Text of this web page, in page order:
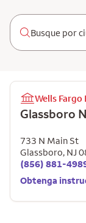
Wells Fargo
Glassboro
733 N Main St
Glassboro, NJ
(856) 881-
Obtenga